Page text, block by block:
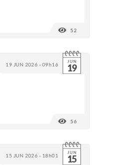
52
19 JUN 2026 - 09h16 JUN
19
56
15 JUN 2026 - 18h01 JUN
15